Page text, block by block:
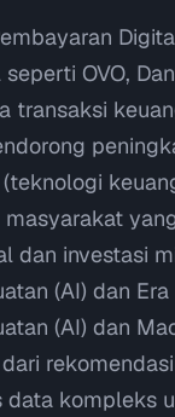
OVO,
transaksi
(teknologi
dan investasi
(AI) dan
(AI) dan
data kompleks